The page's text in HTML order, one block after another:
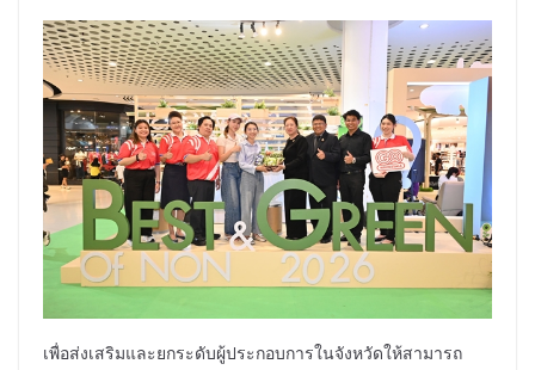
เพื่อส่งเสริมและยกระดับผู้ประกอบการในจังหวัดให้สามารถ